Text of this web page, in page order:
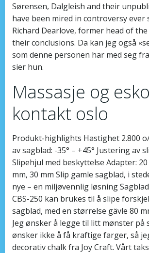
Sørensen, Dalgleish and their
have been mired in controversy ever
Richard Dearlove, former head of
their conclusions. Da kan jeg også
som denne personen har med seg
sier hun.
Massasje og
kontakt oslo
Produkt-highlights Hastighet 2.800
av sagblad: -35° – +45° Justering av
Slipehjul med beskyttelse Adapter: 20
mm, 30 mm Slip gamle sagblad, i
nye – en miljøvennlig løsning
CBS-250 kan brukes til å slipe
sagblad, med en størrelse gävle 80
Jeg ønsker å legge til litt mønster på
ønsker ikke å få kraftige farger, så
decorativ chalk fra Joy Craft. Vårt